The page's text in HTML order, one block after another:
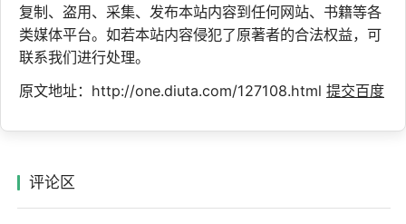
复制、盗用、采集、发布本站内容到任何网站、书籍等各
类媒体平台。如若本站内容侵犯了原著者的合法权益，可
联系我们进行处理。
原文地址：http://one.diuta.com/127108.html 提交百度
评论区